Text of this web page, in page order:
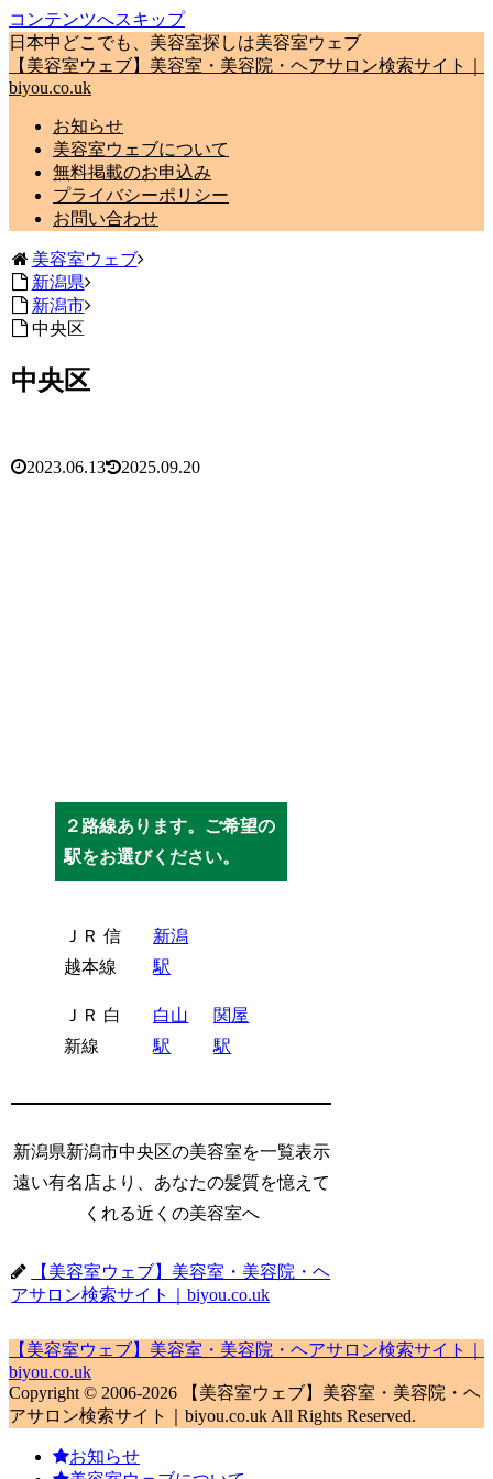
コンテンツへスキップ
日本中どこでも、美容室探しは美容室ウェブ
【美容室ウェブ】美容室・美容院・ヘアサロン検索サイト｜
biyou.co.uk
お知らせ
美容室ウェブについて
無料掲載のお申込み
プライバシーポリシー
お問い合わせ
美容室ウェブ
新潟県
新潟市
中央区
中央区
2023.06.13 2025.09.20
２路線あります。ご希望の
駅をお選びください。
ＪＲ 信
越本線
新潟
駅
ＪＲ 白
新線
白山
駅
関屋
駅
新潟県新潟市中央区の美容室を一覧表示
遠い有名店より、あなたの髪質を憶えて
くれる近くの美容室へ
【美容室ウェブ】美容室・美容院・ヘ
アサロン検索サイト｜biyou.co.uk
【美容室ウェブ】美容室・美容院・ヘアサロン検索サイト｜
biyou.co.uk
Copyright © 2006-2026 【美容室ウェブ】美容室・美容院・ヘ
アサロン検索サイト｜biyou.co.uk All Rights Reserved.
お知らせ